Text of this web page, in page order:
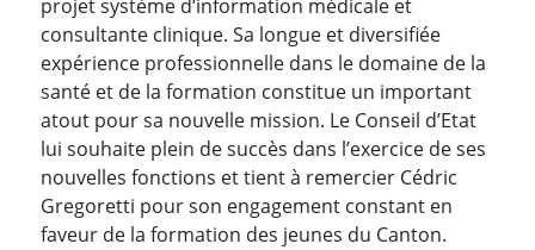
projet système d’information médicale et
consultante clinique. Sa longue et diversifiée
expérience professionnelle dans le domaine de la
santé et de la formation constitue un important
atout pour sa nouvelle mission. Le Conseil d’Etat
lui souhaite plein de succès dans l’exercice de ses
nouvelles fonctions et tient à remercier Cédric
Gregoretti pour son engagement constant en
faveur de la formation des jeunes du Canton.